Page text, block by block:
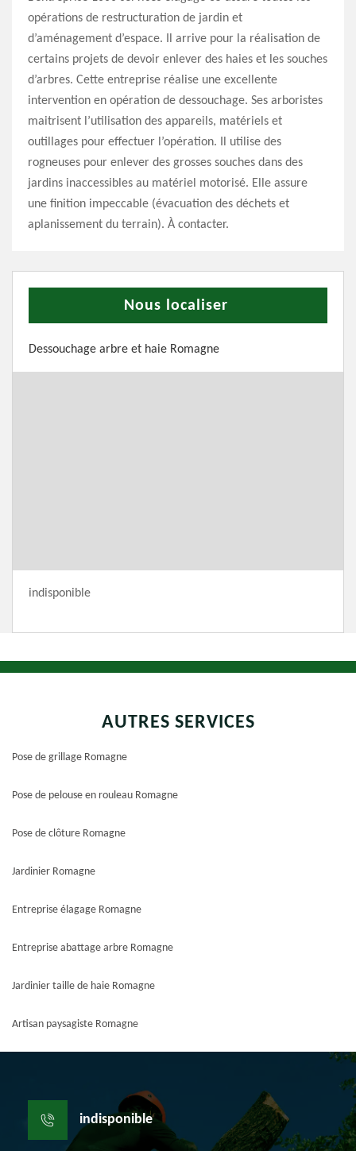
opérations de restructuration de jardin et
d’aménagement d’espace. Il arrive pour la réalisation de
certains projets de devoir enlever des haies et les souches
d’arbres. Cette entreprise réalise une excellente
intervention en opération de dessouchage. Ses arboristes
maitrisent l’utilisation des appareils, matériels et
outillages pour effectuer l’opération. Il utilise des
rogneuses pour enlever des grosses souches dans des
jardins inaccessibles au matériel motorisé. Elle assure
une finition impeccable (évacuation des déchets et
aplanissement du terrain). À contacter.
Nous localiser
Dessouchage arbre et haie Romagne
indisponible
AUTRES SERVICES
Pose de grillage Romagne
Pose de pelouse en rouleau Romagne
Pose de clôture Romagne
Jardinier Romagne
Entreprise élagage Romagne
Entreprise abattage arbre Romagne
Jardinier taille de haie Romagne
Artisan paysagiste Romagne
indisponible